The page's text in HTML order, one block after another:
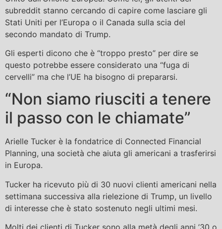
subreddit stanno cercando di capire come lasciare gli
Stati Uniti per l’Europa o il Canada sulla scia del
secondo mandato di Trump.
Gli esperti dicono che è “troppo presto” per dire se
questo potrebbe essere considerato una “fuga di
cervelli” ma che l’UE ha bisogno di prepararsi.
“Non siamo riusciti a tenere
il passo con le chiamate”
Arielle Tucker è la fondatrice di Connected Financial
Planning, una società che aiuta gli americani a trasferirsi
in Europa.
Tucker ha ricevuto più di 30 nuovi clienti americani nella
settimana successiva alla rielezione di Trump, un livello
di interesse che è stato sostenuto negli ultimi mesi.